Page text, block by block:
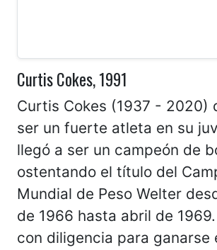
Curtis Cokes, 1991
Curtis Cokes (1937 - 2020)
ser un fuerte atleta en su
llegó a ser un campeón de
ostentando el título del
Mundial de Peso Welter
de 1966 hasta abril de
con diligencia para ganarse